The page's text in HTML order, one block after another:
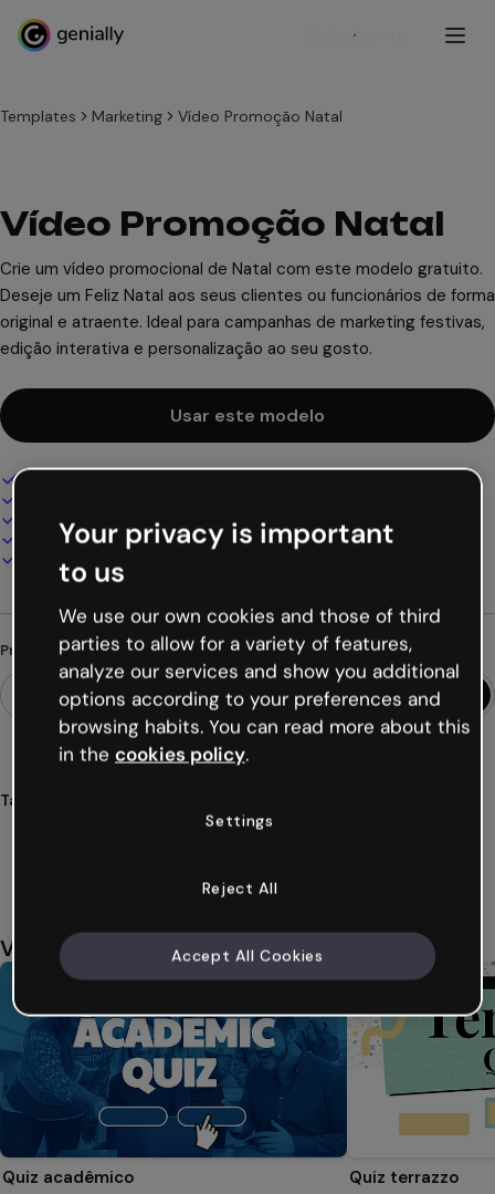
Cadastre-se
Templates Marketing Vídeo Promoção Natal
Vídeo Promoção Natal
Crie um vídeo promocional de Natal com este modelo gratuito.
Deseje um Feliz Natal aos seus clientes ou funcionários de forma
original e atraente. Ideal para campanhas de marketing festivas,
edição interativa e personalização ao seu gosto.
Usar este modelo
Design interativo e animado
Adicione áudio, vídeo e multimídia
Apresente, compartilhe ou publique online
Baixe em PDF, MP4 e outros formatos
Procurando algo diferente?
Tags
natal comercial
Você também pode gostar
Quiz acadêmico Quiz terrazzo
Your privacy is important
to us
We use our own cookies and those of third
parties to allow for a variety of features,
analyze our services and show you additional
options according to your preferences and
browsing habits. You can read more about this
in the cookies policy.
Settings
Reject All
Accept All Cookies